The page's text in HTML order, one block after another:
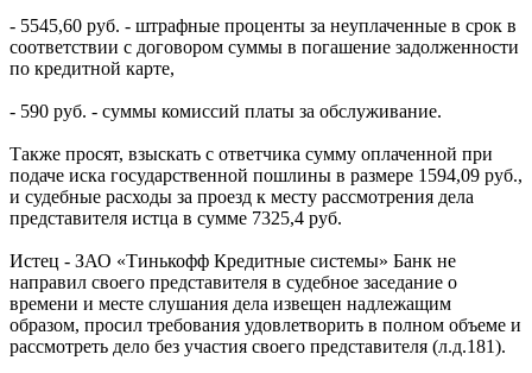
- 5545,60 руб. - штрафные проценты за неуплаченные в срок в
соответствии с договором суммы в погашение задолженности
по кредитной карте,
- 590 руб. - суммы комиссий платы за обслуживание.
Также просят, взыскать с ответчика сумму оплаченной при
подаче иска государственной пошлины в размере 1594,09 руб.,
и судебные расходы за проезд к месту рассмотрения дела
представителя истца в сумме 7325,4 руб.
Истец - ЗАО «Тинькофф Кредитные системы» Банк не
направил своего представителя в судебное заседание о
времени и месте слушания дела извещен надлежащим
образом, просил требования удовлетворить в полном объеме и
рассмотреть дело без участия своего представителя (л.д.181).